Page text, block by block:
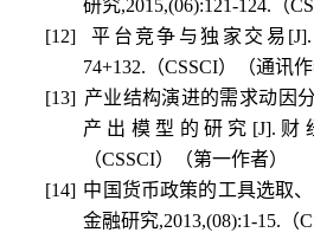
研究,2015,(06):121-124. （
[12]
平台竞争与独家交易 [J].
74+132. （CSSCI）
（通讯作
[13] 产业结构演进的需求动因
产出模型的研究 [J]. 财
（CSSCI）（第一作者）
[14] 中国货币政策的工具选取
金融研究,2013,(08):1-15. （